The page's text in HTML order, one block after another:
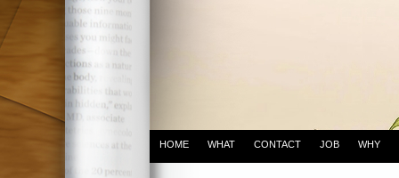
HOME WHAT CONTACT JOB WHY